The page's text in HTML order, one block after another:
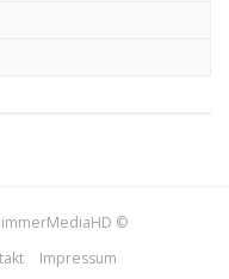
©
Impressum